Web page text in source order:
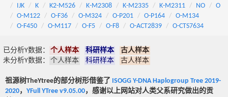
IJK
K K2-M526 K-M2308 K-M2335 K-M2311 NO
O
O-M122
O-F36 O-M324 O-P201 O-P164
O-M134
O-F450
O-M117 O-F5 O-F8 O-ACT2839 O-CTS7634
已分析Y数据： 个人样本 科研样本
古人样本
未分析Y数据：
个人样本 科研样本 古人样本
祖源树TheYtree的部分树形借鉴了 ISOGG Y-DNA Haplogroup Tree 2019-
2020， YFull YTree v9.05.00，感谢以上网站对人类父系研究做出的贡